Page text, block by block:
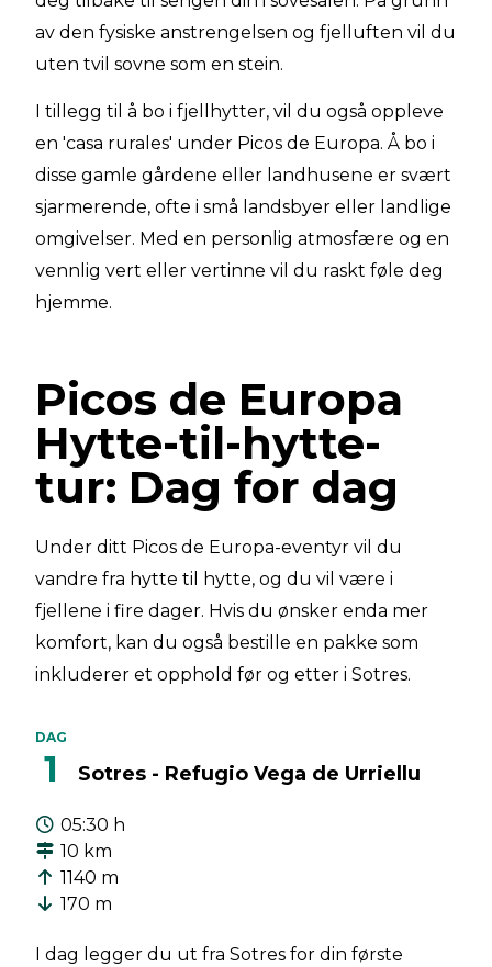
av den fysiske anstrengelsen og fjelluften vil du
uten tvil sovne som en stein.
I tillegg til å bo i fjellhytter, vil du også oppleve
en 'casa rurales' under Picos de Europa. Å bo i
disse gamle gårdene eller landhusene er svært
sjarmerende, ofte i små landsbyer eller landlige
omgivelser. Med en personlig atmosfære og en
vennlig vert eller vertinne vil du raskt føle deg
hjemme.
Picos de Europa
Hytte-til-hytte-
tur: Dag for dag
Under ditt Picos de Europa-eventyr vil du
vandre fra hytte til hytte, og du vil være i
fjellene i fire dager. Hvis du ønsker enda mer
komfort, kan du også bestille en pakke som
inkluderer et opphold før og etter i Sotres.
DAG
1 Sotres - Refugio Vega de Urriellu
05:30 h
10 km
1140 m
170 m
I dag legger du ut fra Sotres for din første